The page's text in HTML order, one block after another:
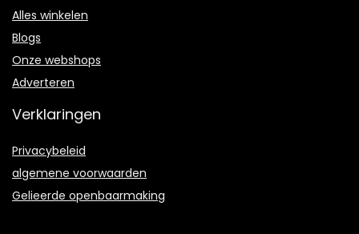
Alles winkelen
Blogs
Onze webshops
Adverteren
Verklaringen
Privacybeleid
algemene voorwaarden
Gelieerde openbaarmaking